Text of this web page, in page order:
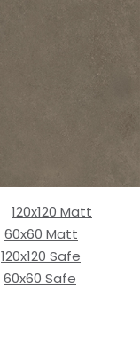
120x120 Matt
60x60 Matt
120x120 Safe
60x60 Safe